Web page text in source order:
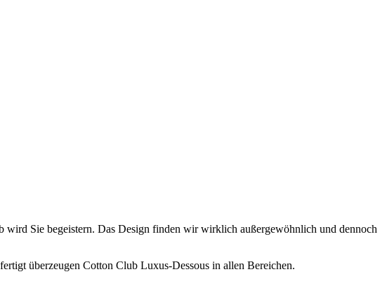
Sie begeistern. Das Design finden wir wirklich außergewöhnlich und dennoch
überzeugen Cotton Club Luxus-Dessous in allen Bereichen.